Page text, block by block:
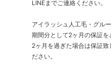
LINEまでご連絡ください。
アイラッシュ人工毛・グル
期間分として2ヶ月の保証を
2ヶ月を過ぎた場合は保証致
ださい。